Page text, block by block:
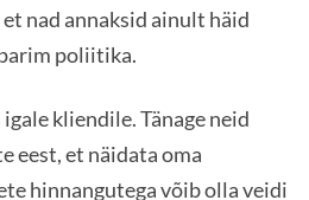
nad annaksid ainult häid
poliitika.
kliendile. Tänage neid
eest, et näidata oma
hinnangutega võib olla veidi